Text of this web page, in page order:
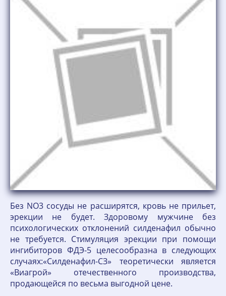
Без NO3 сосуды не расширятся, кровь не прильет,
эрекции не будет. Здоровому мужчине без
психологических отклонений силденафил обычно
не требуется. Стимуляция эрекции при помощи
ингибиторов ФДЭ-5 целесообразна в следующих
случаях:«Силденафил-СЗ» теоретически является
«Виагрой» отечественного производства,
продающейся по весьма выгодной цене.